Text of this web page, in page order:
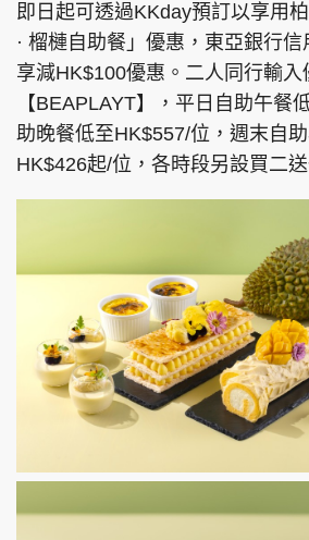
聯絡我們
隱私政策聲明
版權及免責
Copyright © 東周網 版權所有 . 不得轉
©Eastweek.com.hk. All rights
即日起可透過KKday預訂以享用
· 榴槤自助餐」優惠，東亞銀行
享減HK$100優惠。二人同行輸入
【BEAPLAYT】，平日自助午餐
助晚餐低至HK$557/位，週末自
HK$426起/位，各時段另設買二送